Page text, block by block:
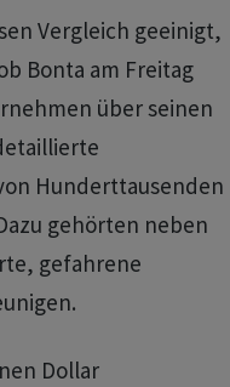
Vergleich geeinigt,
Bonta ‌am Freitag
über seinen
Hunderttausenden
gehörten neben
gefahrene
Dollar